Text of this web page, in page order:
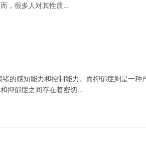
，很多人对其性质…
的感知能力和控制能力。而抑郁症则是一种
抑郁症之间存在着密切…